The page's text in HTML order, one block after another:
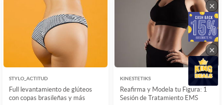
STYLO_ACTITUD
Full levantamiento de glúteos
con copas brasileñas y más
KINESTETIKS
Reafirma y Modela tu Figura: 1
Sesión de Tratamiento EMS
×
×